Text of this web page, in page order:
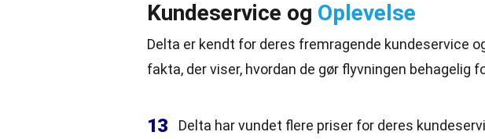
Kundeservice og Oplevelse
Delta er kendt for deres fremragende kundeservice
fakta, der viser, hvordan de gør flyvningen behagelig
13 Delta har vundet flere priser for deres